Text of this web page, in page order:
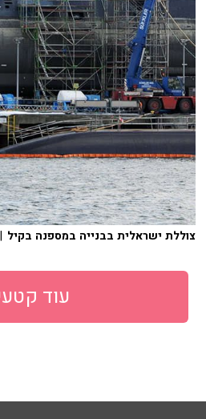
צוללת ישראלית בבנייה במספנה בקיל
עוד